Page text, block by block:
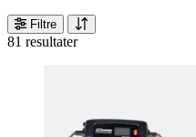
Filtre
81 resultater